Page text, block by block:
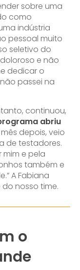
sobre uma
como
indústria
pessoal muito
seletivo do
e não
dedicar o
passei na
continuou,
abriu
depois, veio
de testadores.
mim e pela
também e
A Fabiana
nosso time.
o